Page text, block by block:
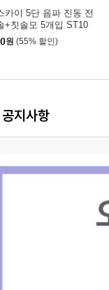
카이 5단 음파 진동 전
+칫솔모 5개입 ST10
원 (55% 할인)
지사항